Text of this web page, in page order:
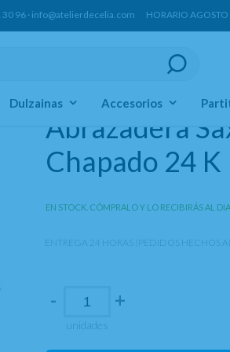
30 96· info@atelierdecelia.com HORARIO AGOSTO
Dulzainas Accesorios
Abrazadera
Chapado 24 K
EN STOCK. CÓMPRALO Y LO RECIBIRÁS AL
ENTREGA 24 HORAS (PEDIDOS HECHOS
-
unidades
+